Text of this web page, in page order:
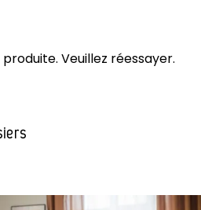
Veuillez réessayer.